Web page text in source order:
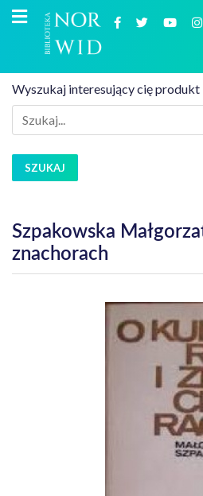
Wyszukaj interesujący cię produkt
SZUKAJ
Szpakowska
znachorach